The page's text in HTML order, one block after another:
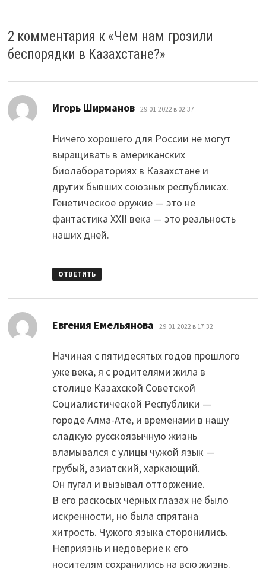
2 комментария к «Чем нам грозили
беспорядки в Казахстане?»
Игорь Ширманов: 29.01.2022 в 02:37
Ничего хорошего для России не могут
выращивать в американских
биолабораториях в Казахстане и
других бывших союзных республиках.
Генетическое оружие — это не
фантастика XXII века — это реальность
наших дней.
ОТВЕТИТЬ
Евгения Емельянова 29.01.2022 в 17:32
Начиная с пятидесятых годов прошлого
уже века, я с родителями жила в
столице Казахской Советской
Социалистической Республики —
городе Алма-Ате, и временами в нашу
сладкую русскоязычную жизнь
вламывался с улицы чужой язык —
грубый, азиатский, харкающий.
Он пугал и вызывал отторжение.
В его раскосых чёрных глазах не было
искренности, но была спрятана
хитрость. Чужого языка сторонились.
Неприязнь и недоверие к его
носителям сохранились на всю жизнь.